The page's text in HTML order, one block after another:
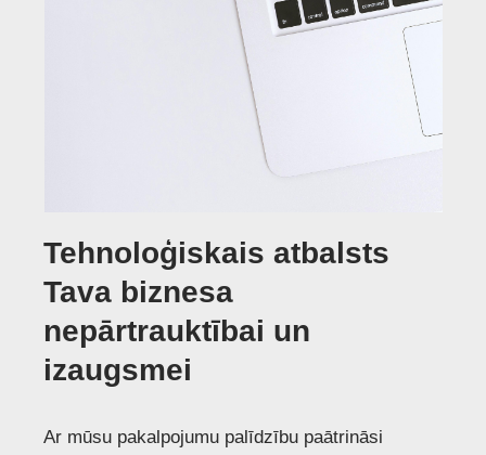
Tehnoloģiskais atbalsts
Tava biznesa
nepārtrauktībai un
izaugsmei
Ar mūsu pakalpojumu palīdzību paātrināsi